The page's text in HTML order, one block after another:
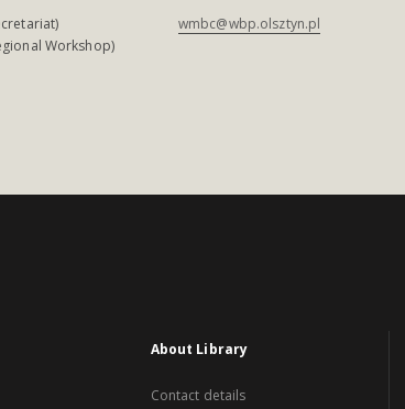
Workshop)
wmbc@wbp.olsztyn.pl
About Library
Contact details